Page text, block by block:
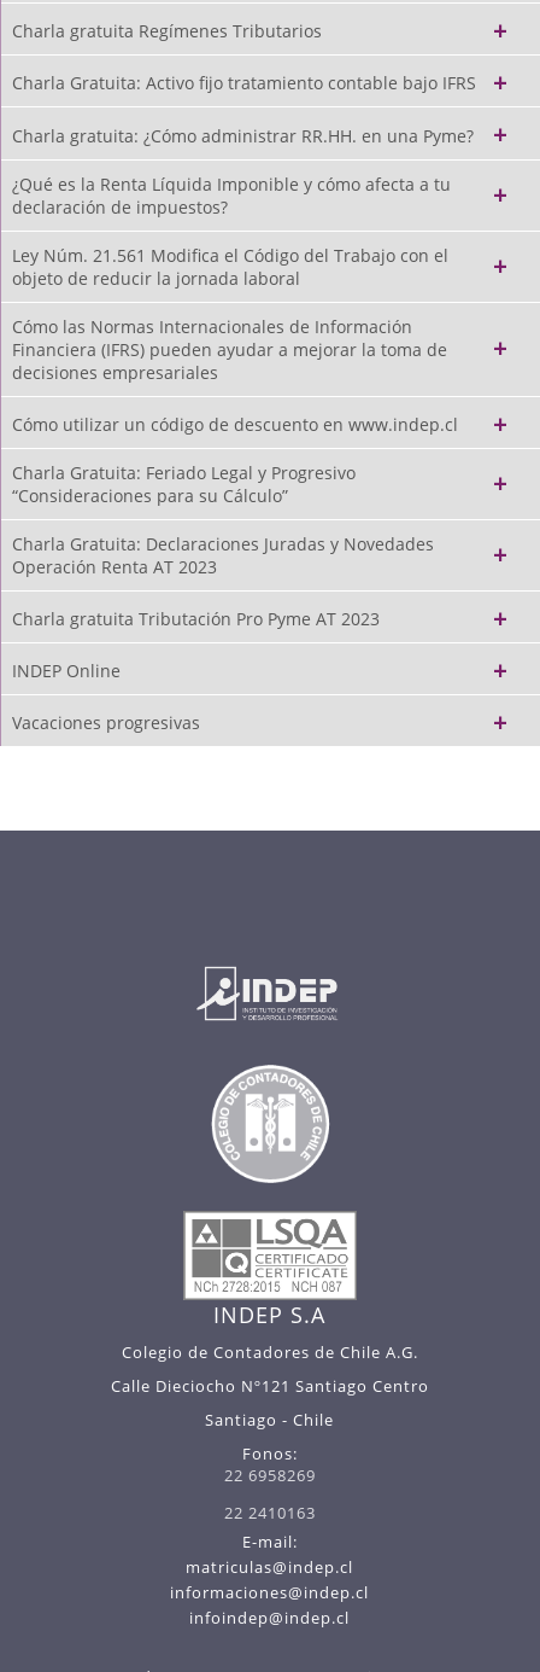
Charla gratuita Regímenes Tributarios
Charla Gratuita: Activo fijo tratamiento contable bajo IFRS
Charla gratuita: ¿Cómo administrar RR.HH. en una Pyme?
¿Qué es la Renta Líquida Imponible y cómo afecta a tu
declaración de impuestos?
Ley Núm. 21.561 Modifica el Código del Trabajo con el
objeto de reducir la jornada laboral
Cómo las Normas Internacionales de Información
Financiera (IFRS) pueden ayudar a mejorar la toma de
decisiones empresariales
Cómo utilizar un código de descuento en www.indep.cl
Charla Gratuita: Feriado Legal y Progresivo
“Consideraciones para su Cálculo”
Charla Gratuita: Declaraciones Juradas y Novedades
Operación Renta AT 2023
Charla gratuita Tributación Pro Pyme AT 2023
INDEP Online
Vacaciones progresivas
INDEP S.A
Colegio de Contadores de Chile A.G.
Calle Dieciocho Nº121 Santiago Centro
Santiago - Chile
Fonos:
22 6958269
22 2410163
E-mail:
matriculas@indep.cl
informaciones@indep.cl
infoindep@indep.cl